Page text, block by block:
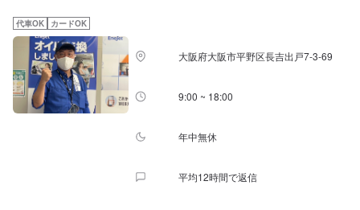
代車OK カードOK
大阪府大阪市平野区長吉出戸7-3-69
9:00 ~ 18:00
年中無休
平均12時間で返信